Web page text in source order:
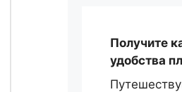
Получите
удобства